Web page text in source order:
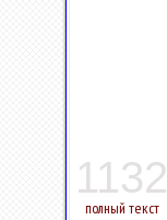
1132
полный текст